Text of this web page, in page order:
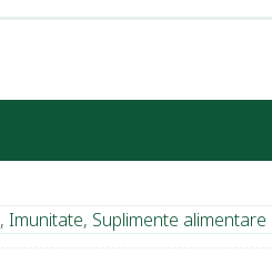
, Imunitate, Suplimente alimentare